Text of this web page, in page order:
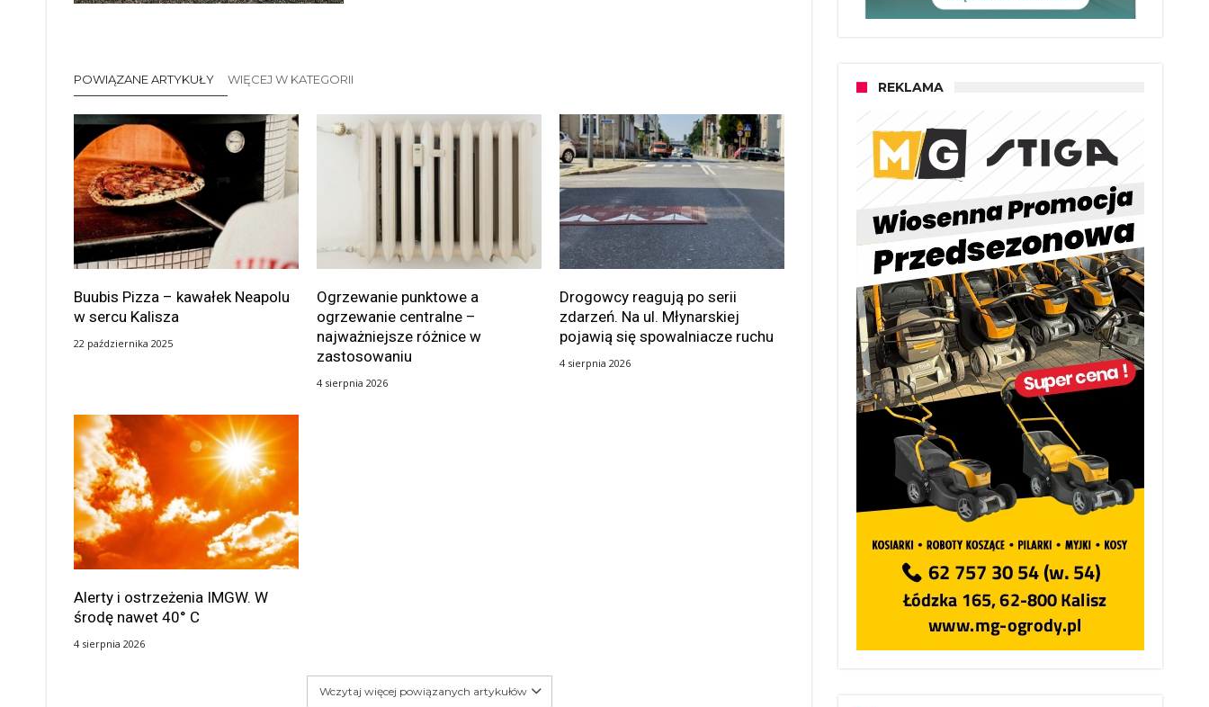
POWIĄZANE ARTYKUŁY WIĘCEJ W KATEGORII
Buubis Pizza – kawałek Neapolu
w sercu Kalisza
22 października 2025
Ogrzewanie punktowe a
ogrzewanie centralne –
najważniejsze różnice w
zastosowaniu
4 sierpnia 2026
Drogowcy reagują po serii
zdarzeń. Na ul. Młynarskiej
pojawią się spowalniacze ruchu
4 sierpnia 2026
Alerty i ostrzeżenia IMGW. W
środę nawet 40° C
4 sierpnia 2026
Wczytaj więcej powiązanych artykułów
REKLAMA